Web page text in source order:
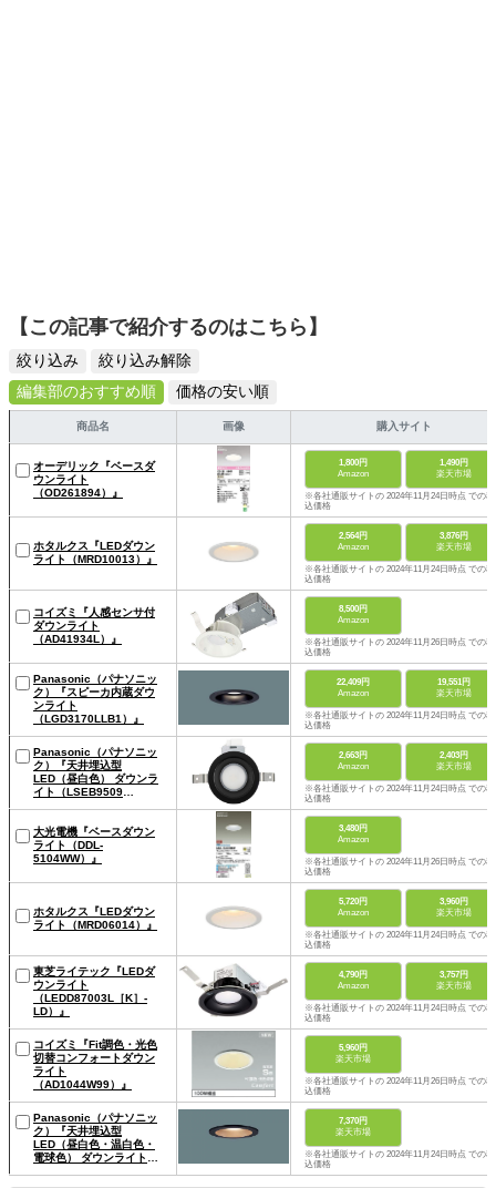
【この記事で紹介するのはこちら】
絞り込み
絞り込み解除
編集部のおすすめ順
価格の安い順
商品名 画像 購入サイト
オーデリック『ベースダ
ウンライト
（OD261894）』
1,800円
Amazon
1,490円
楽天市場
※各社通販サイトの 2024年11月24日時点 での税
込価格
ホタルクス『LEDダウン
ライト（MRD10013）』
2,564円
Amazon
3,876円
楽天市場
※各社通販サイトの 2024年11月24日時点 での税
込価格
コイズミ『人感センサ付
ダウンライト
（AD41934L）』
8,500円
Amazon
※各社通販サイトの 2024年11月26日時点 での税
込価格
Panasonic（パナソニッ
ク）『スピーカ内蔵ダウ
ンライト
（LGD3170LLB1）』
22,409円
Amazon
19,551円
楽天市場
※各社通販サイトの 2024年11月24日時点 での税
込価格
Panasonic（パナソニッ
ク）『天井埋込型
LED（昼白色） ダウンラ
イト（LSEB9509
2,663円
Amazon
2,403円
楽天市場
※各社通販サイトの 2024年11月24日時点 での税
込価格
大光電機『ベースダウン
ライト（DDL-
5104WW）』
3,480円
Amazon
※各社通販サイトの 2024年11月26日時点 での税
込価格
ホタルクス『LEDダウン
ライト（MRD06014）』
5,720円
Amazon
3,960円
楽天市場
※各社通販サイトの 2024年11月24日時点 での税
込価格
東芝ライテック『LEDダ
ウンライト
（LEDD87003L［K］-
LD）』
4,790円
Amazon
3,757円
楽天市場
※各社通販サイトの 2024年11月24日時点 での税
込価格
コイズミ『Fit調色・光色
切替コンフォートダウン
ライト
（AD1044W99）』
5,960円
楽天市場
※各社通販サイトの 2024年11月26日時点 での税
込価格
Panasonic（パナソニッ
ク）『天井埋込型
LED（昼白色・温白色・
電球色） ダウンライト
7,370円
楽天市場
※各社通販サイトの 2024年11月24日時点 での税
込価格